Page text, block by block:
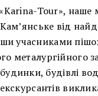
Tour», наше
від
учасниками
металургійного
будівлі